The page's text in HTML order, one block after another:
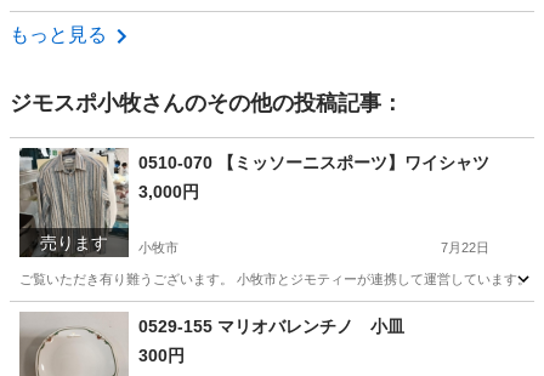
愛知 名古屋市
もっと見る
ジモスポ小牧さんのその他の投稿記事：
売ります
0510-070 【ミッソーニスポーツ】ワイシャツ
3,000円
小牧市 7月22日
ご覧いただき有り難うございます。 小牧市とジモティーが連携して運営していま
愛知 小牧市 服/ファッション リユース
0529-155 マリオバレンチノ 小皿
300円